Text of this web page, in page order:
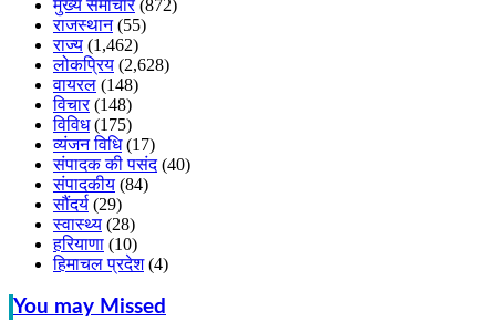
मुख्य समाचार(872)
राजस्थान(55)
राज्य (1,462)
लोकप्रिय (2,628)
वायरल (148)
विचार(148)
विविध(175)
व्यंजन विधि(17)
संपादक की पसंद(40)
संपादकीय (84)
सौंदर्य (29)
स्वास्थ्य (28)
हरियाणा (10)
हिमाचल प्रदेश(4)
You may Missed